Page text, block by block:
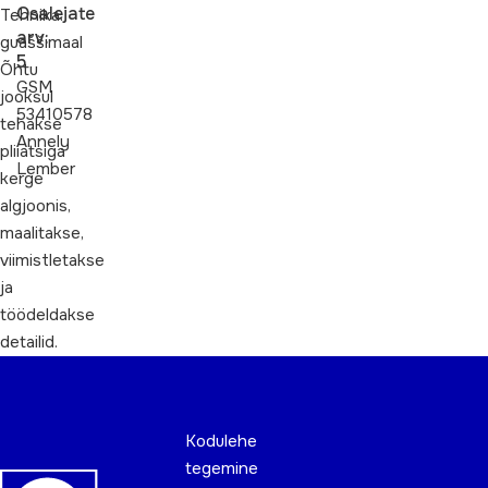
Tehnika:
guaššimaal
Õhtu
jooksul
tehakse
pliiatsiga
kerge
algjoonis,
maalitakse,
viimistletakse
ja
töödeldakse
detailid.
Osalejate
arv:
5
GSM
53410578
Annely
Lember
Kodulehe
tegemine